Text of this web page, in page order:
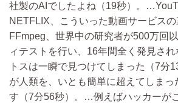
社製のAIでしたよね（19秒）。
NETFLIX、こういった動画サービス
FFmpeg、世界中の研究者が500万回
ィテストを行い、16年間全く発見され
トスは一瞬で見つけてしまった（7分
が人類を、いとも簡単に超えてしま
す（7分56秒）。…例えばハッカーが